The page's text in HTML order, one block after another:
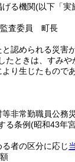
げる機関(以下「実
監査委員 町長
認められる災
ときは、すみ
り生じたもので
非常勤職員公
る条例(昭和43年
る者の区分に応じ